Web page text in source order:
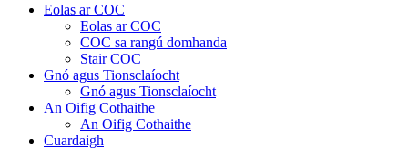
Eolas ar COC
Eolas ar COC
COC sa rangú domhanda
Stair COC
Gnó agus Tionsclaíocht
Gnó agus Tionsclaíocht
An Oifig Cothaithe
An Oifig Cothaithe
Cuardaigh